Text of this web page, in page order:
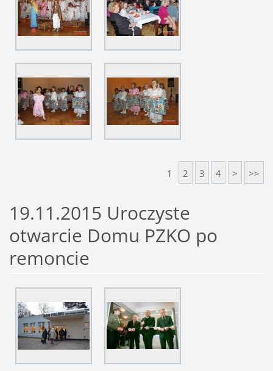
1 2 3 4 > >>
19.11.2015 Uroczyste
otwarcie Domu PZKO po
remoncie